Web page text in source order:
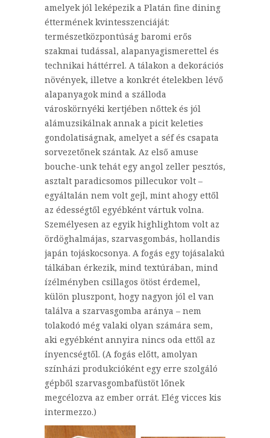
amelyek jól leképezik a Platán fine dining
éttermének kvintesszenciáját:
természetközpontúság baromi erős
szakmai tudással, alapanyagismerettel és
technikai háttérrel. A tálakon a dekorációs
növények, illetve a konkrét ételekben lévő
alapanyagok mind a szálloda
városkörnyéki kertjében nőttek és jól
alámuzsikálnak annak a picit keleties
gondolatiságnak, amelyet a séf és csapata
sorvezetőnek szántak. Az első amuse
bouche-unk tehát egy angol zeller pesztós,
asztalt paradicsomos pillecukor volt –
egyáltalán nem volt gejl, mint ahogy ettől
az édességtől egyébként vártuk volna.
Személyesen az egyik highlightom volt az
ördöghalmájas, szarvasgombás, hollandis
japán tojáskocsonya. A fogás egy tojásalakú
tálkában érkezik, mind textúrában, mind
ízélményben csillagos ötöst érdemel,
külön pluszpont, hogy nagyon jól el van
találva a szarvasgomba aránya – nem
tolakodó még valaki olyan számára sem,
aki egyébként annyira nincs oda ettől az
ínyencségtől. (A fogás előtt, amolyan
színházi produkcióként egy erre szolgáló
gépből szarvasgombafüstöt lőnek
megcélozva az ember orrát. Elég vicces kis
intermezzo.)